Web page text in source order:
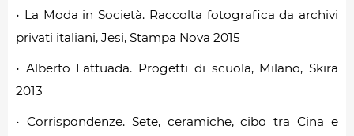
• La Moda in Società. Raccolta fotografica da archivi
privati italiani, Jesi, Stampa Nova 2015
• Alberto Lattuada. Progetti di scuola, Milano, Skira
2013
• Corrispondenze. Sete, ceramiche, cibo tra Cina e